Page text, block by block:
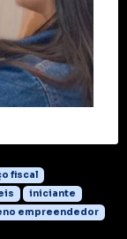
fiscal
iniciante
empreendedor